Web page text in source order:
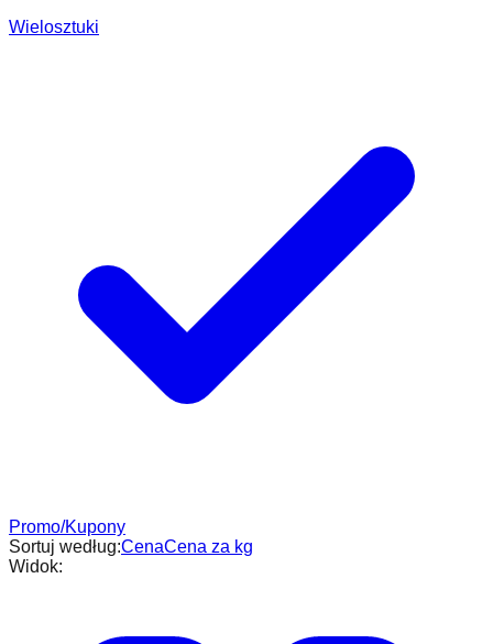
Wielosztuki
Promo/Kupony
Sortuj według:CenaCena za kg
Widok: